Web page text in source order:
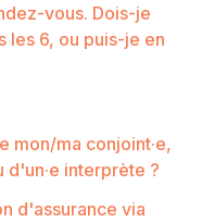
vous. Dois-je
les 6, ou puis-je en
mon/ma conjoint·e,
interprète ?
d'assurance via